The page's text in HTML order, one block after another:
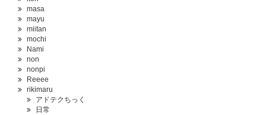
masa
mayu
miitan
mochi
Nami
non
nonpi
Reeee
rikimaru
アドテクちっく
日常